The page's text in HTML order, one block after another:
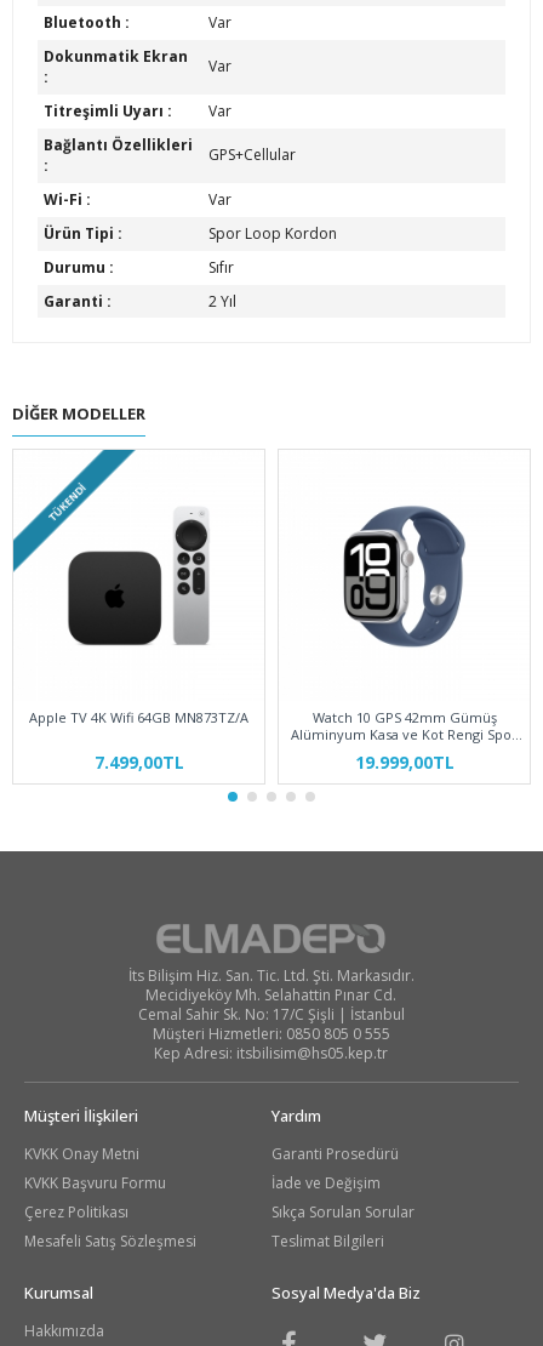
Bluetooth :
Var
Dokunmatik Ekran
:
Var
Titreşimli Uyarı :
Var
Bağlantı Özellikleri
:
GPS+Cellular
Wi-Fi :
Var
Ürün Tipi :
Spor Loop Kordon
Durumu :
Sıfır
Garanti :
2 Yıl
DIĞER MODELLER
TÜKENDI
Apple TV 4K Wifi 64GB MN873TZ/A
7.499,00TL
Watch 10 GPS 42mm Gümüş
Alüminyum Kasa ve Kot Rengi Spor
19.999,00TL
İts Bilişim Hiz. San. Tic. Ltd. Şti. Markasıdır.
Mecidiyeköy Mh. Selahattin Pınar Cd.
Cemal Sahir Sk. No: 17/C Şişli | İstanbul
Müşteri Hizmetleri: 0850 805 0 555
Kep Adresi: itsbilisim@hs05.kep.tr
Müşteri İlişkileri
KVKK Onay Metni
KVKK Başvuru Formu
Çerez Politikası
Mesafeli Satış Sözleşmesi
Yardım
Garanti Prosedürü
İade ve Değişim
Sıkça Sorulan Sorular
Teslimat Bilgileri
Kurumsal
Hakkımızda
Sosyal Medya'da Biz